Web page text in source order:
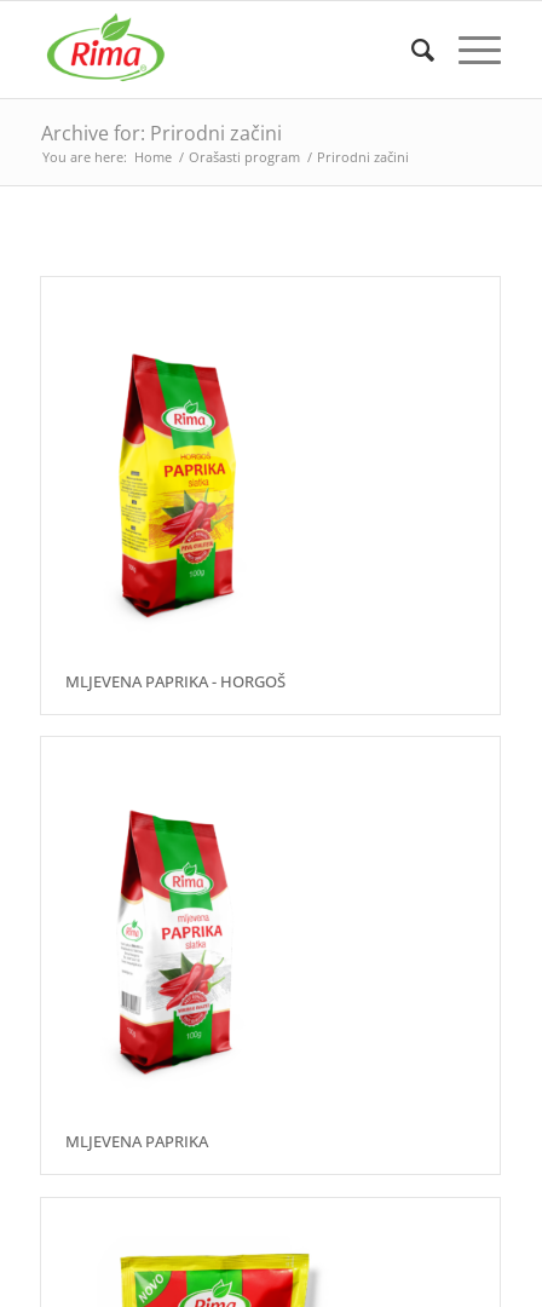
Archive for: Prirodni začini
You are here: Home / Orašasti program / Prirodni začini
MLJEVENA PAPRIKA - HORGOŠ
MLJEVENA PAPRIKA